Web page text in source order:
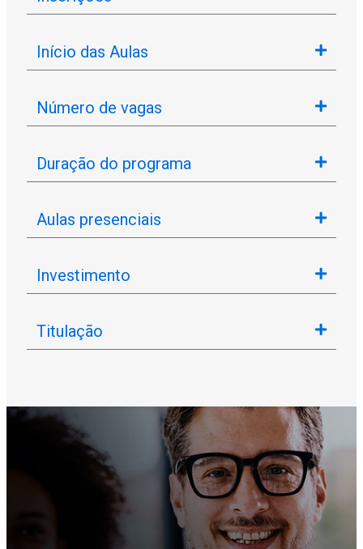
Início das Aulas
Número de vagas
Duração do programa
Aulas presenciais
Investimento
Titulação